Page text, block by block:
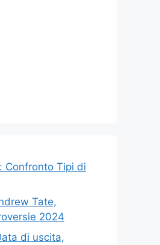
Confronto Tipi di
Tate,
2024
di uscita,